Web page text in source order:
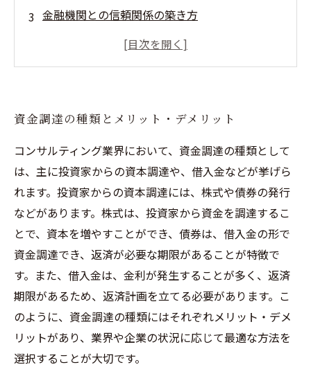
金融機関との信頼関係の築き方
伴走支援を活用して経営の課題解決を図る
資金調達の種類とメリット・デメリット
コンサルティング業界において、資金調達の種類として
は、主に投資家からの資本調達や、借入金などが挙げら
れます。投資家からの資本調達には、株式や債券の発行
などがあります。株式は、投資家から資金を調達するこ
とで、資本を増やすことができ、債券は、借入金の形で
資金調達でき、返済が必要な期限があることが特徴で
す。また、借入金は、金利が発生することが多く、返済
期限があるため、返済計画を立てる必要があります。こ
のように、資金調達の種類にはそれぞれメリット・デメ
リットがあり、業界や企業の状況に応じて最適な方法を
選択することが大切です。